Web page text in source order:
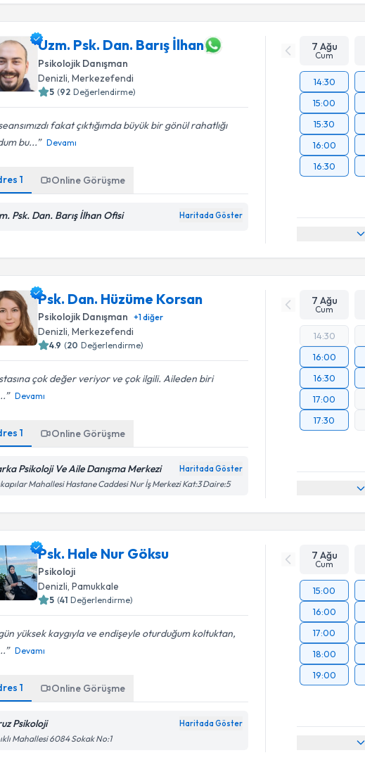
Uzm. Psk. Dan. Barış İlhan
Psikolojik Danışman
Denizli , Merkezefendi
5 (92 Değerlendirme)
fakat çıktığımda büyük bir gönül rahatlığı
bu...
Devamı
1 Online Görüşme
Psk. Dan. Barış İlhan Ofisi Haritada Göster
7 Ağu
Cum
14:30
15:00
15:30
16:00
16:30
Psk. Dan. Hüzüme Korsan
Psikolojik Danışman +1diğer
Denizli, Merkezefendi
4.9 (20 Değerlendirme)
çok değer veriyor ve çok ilgili. Aileden biri
Devamı
1 Online Görüşme
Psikoloji Ve Aile Danışma Merkezi Haritada Göster
Mahallesi Hastane Caddesi Nur İş Merkezi Kat:3 Daire:5
7 Ağu
Cum
14:30
16:00
16:30
17:00
17:30
Psk. Hale Nur Göksu
Psikoloji
Denizli , Pamukkale
5 (41 Değerlendirme)
yüksek kaygıyla ve endişeyle oturduğum koltuktan,
Devamı
1 Online Görüşme
Psikoloji Haritada Göster
Mahallesi 6084 Sokak No:1
7 Ağu
Cum
15:00
16:00
17:00
18:00
19:00